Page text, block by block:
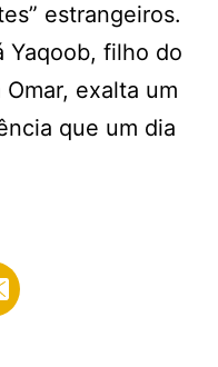
estrangeiros.
Yaqoob, filho do
exalta um
que um dia